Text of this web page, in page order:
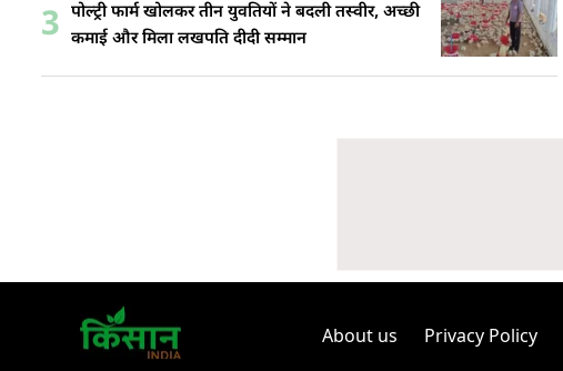
3 पोल्ट्री फार्म खोलकर तीन युवतियों ने बदली तस्वीर, अच्छी
कमाई और मिला लखपति दीदी सम्मान
About us Privacy Policy